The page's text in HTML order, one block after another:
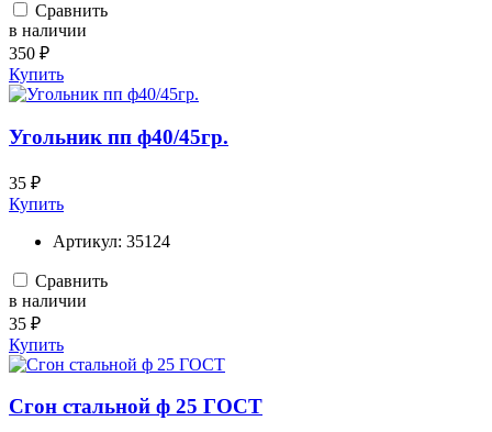
Сравнить
в наличии
350 ₽
Купить
Угольник пп ф40/45гр.
35 ₽
Купить
Артикул: 35124
Сравнить
в наличии
35 ₽
Купить
Сгон стальной ф 25 ГОСТ